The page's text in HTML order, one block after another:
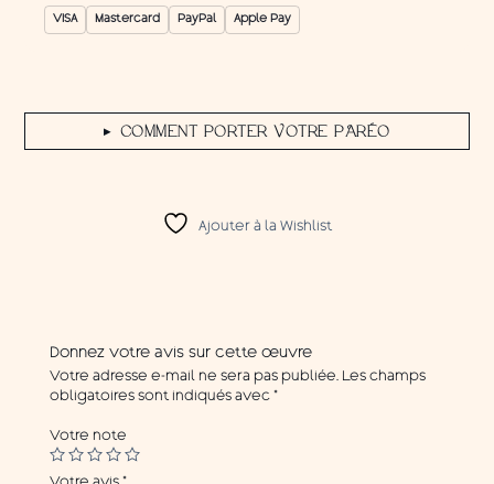
VISA Mastercard PayPal Apple Pay
▶ COMMENT PORTER VOTRE PARÉO
Ajouter à la Wishlist
Donnez votre avis sur cette œuvre
Votre adresse e-mail ne sera pas publiée. Les champs
obligatoires sont indiqués avec *
Votre note